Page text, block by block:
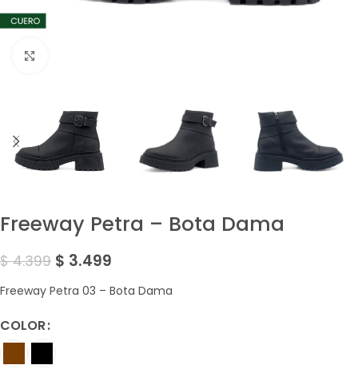
Freeway Petra – Bota Dama
$4.399 $ 3.499
Freeway Petra 03 – Bota Dama
COLOR